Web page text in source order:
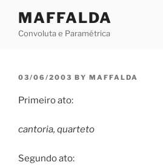
content
MAFFALDA
Convoluta e Paramétrica
POSTED
03/06/2003 BY MAFFALDA
Primeiro ato:
cantoria, quarteto
Segundo ato: